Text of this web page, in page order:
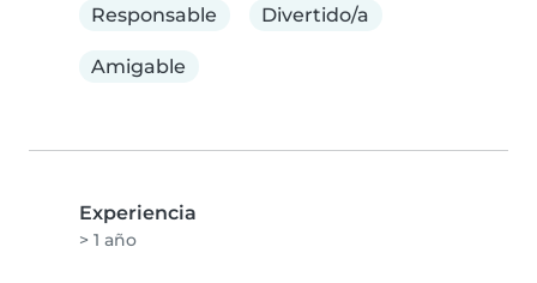
Responsable
Divertido/a
Amigable
Experiencia
> 1 año